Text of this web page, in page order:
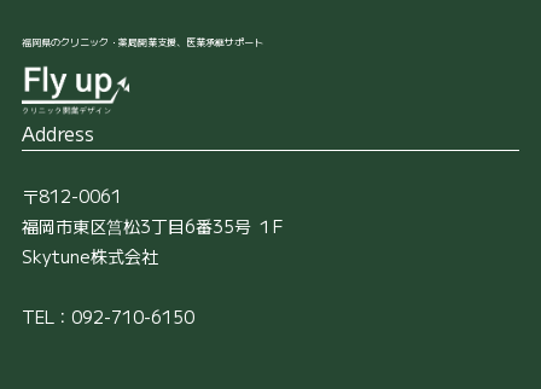
福岡県のクリニック・薬局開業支援、医業承継サポート
Address
〒812-0061
福岡市東区筥松3丁目6番35号 １F
Skytune株式会社
TEL：092-710-6150